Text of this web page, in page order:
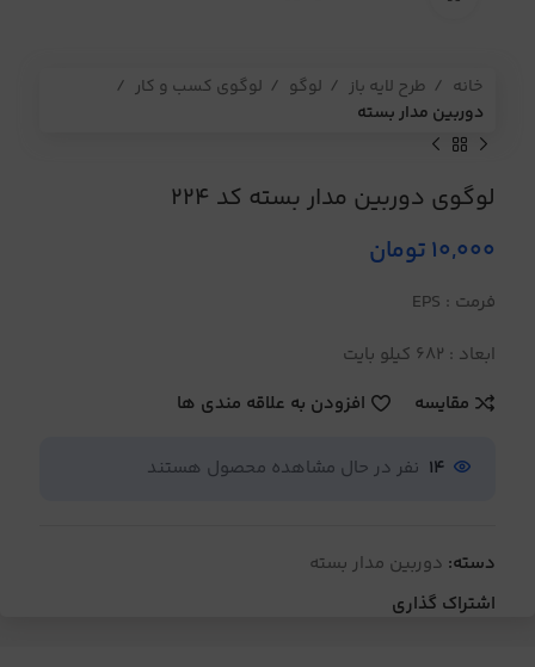
خانه طرح لایه باز لوگو
لوگوی کسب و کار
دوربین مدار بسته
لوگوی دوربین مدار بسته کد 224
10,000تومان
فرمت : EPS
ابعاد : 682 کیلو بایت
مقایسه
افزودن به علاقه مندی ها
14 نفر در حال مشاهده محصول هستند
دسته: دوربین مدار بسته
اشتراک گذاری